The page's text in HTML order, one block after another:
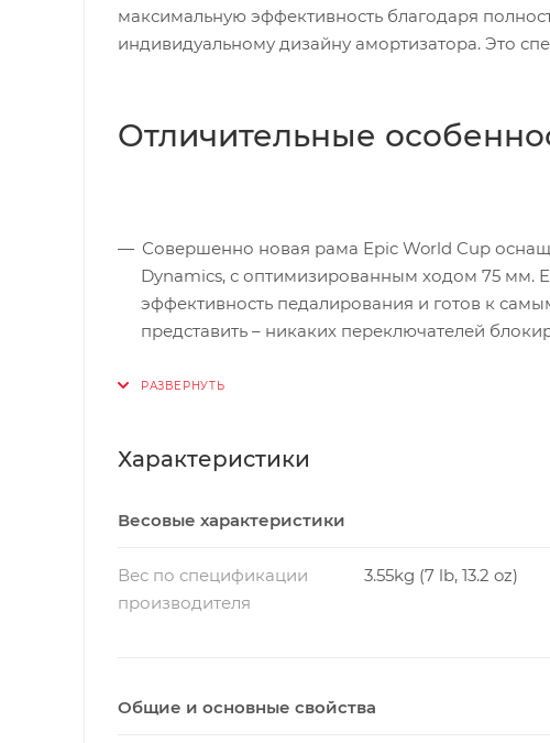
максимальную эффективность благодаря
индивидуальному дизайну амортизатора. Это
Отличительные
Совершенно новая рама Epic World Cup
Dynamics, с оптимизированным ходом 75 мм.
эффективность педалирования и готов к
представить – никаких переключателей
больше сокращает вес, позволяя
ударов для обеспечения максимальной
Характеристики
Весовые характеристики
Вес по спецификации
производителя
3.55kg (7 lb, 13.2 oz)
Общие и основные свойства